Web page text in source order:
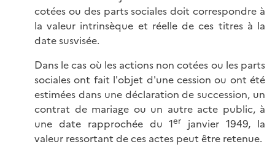
cotées ou des parts sociales doit correspondre à
la valeur intrinsèque et réelle de ces titres à la
date susvisée.
Dans le cas où les actions non cotées ou les parts
sociales ont fait l'objet d'une cession ou ont été
estimées dans une déclaration de succession, un
contrat de mariage ou un autre acte public, à
une date rapprochée du 1er janvier 1949, la
valeur ressortant de ces actes peut être retenue.